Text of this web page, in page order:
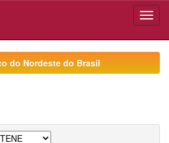
do Nordeste do Brasil